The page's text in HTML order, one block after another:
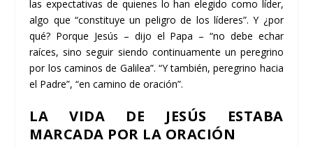
las expectativas de quienes lo han elegido como líder,
algo que “constituye un peligro de los líderes”. Y ¿por
qué? Porque Jesús – dijo el Papa – “no debe echar
raíces, sino seguir siendo continuamente un peregrino
por los caminos de Galilea”. “Y también, peregrino hacia
el Padre”, “en camino de oración”.
LA VIDA DE JESÚS ESTABA
MARCADA POR LA ORACIÓN